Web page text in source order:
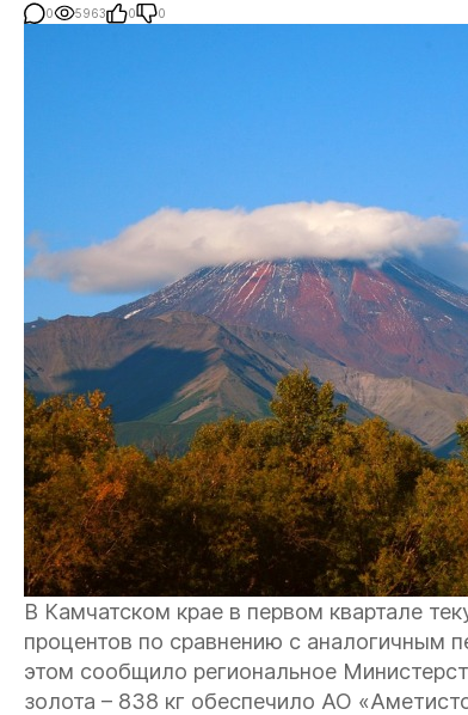
0 5963 0 0
В Камчатском крае в первом квартале
процентов по сравнению с аналогичным
этом сообщило региональное
золота – 838 кг обеспечило АО